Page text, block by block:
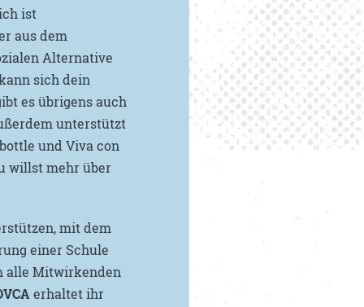
ist
aus dem
Alternative
sich dein
es übrigens auch
unterstützt
und Viva con
willst mehr über
mit dem
einer Schule
alle Mitwirkenden
erhaltet ihr